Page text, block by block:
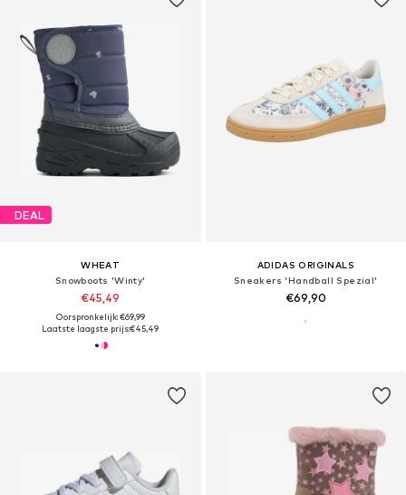
DEAL
WHEAT
Snowboots 'Winty'
€45,49
Oorspronkelijk: €69,99
Laatste laagste prijs:€45,49
ADIDAS ORIGINALS
Sneakers 'Handball Spezial'
€69,90